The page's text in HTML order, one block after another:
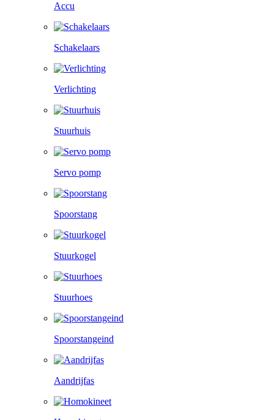
Accu
Schakelaars
Verlichting
Stuurhuis
Servo pomp
Spoorstang
Stuurkogel
Stuurhoes
Spoorstangeind
Aandrijfas